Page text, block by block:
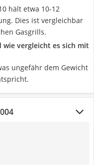
hält etwa 10-12
Dies ist vergleichbar
Gasgrills.
wie vergleicht es sich mit
ungefähr dem Gewicht